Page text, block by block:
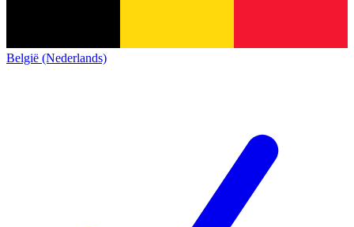
België (Nederlands)